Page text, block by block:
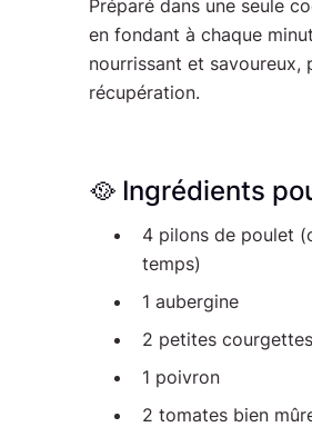
Préparé dans une seule
en fondant à chaque
nourrissant et
récupération.
🥘 Ingrédients
4 pilons de poulet
temps)
1 aubergine
2 petites courgettes
1 poivron
2 tomates bien